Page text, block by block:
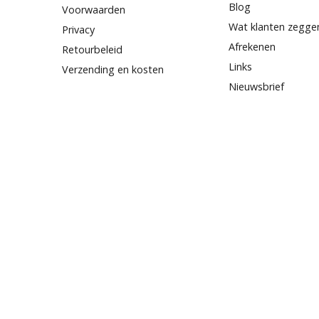
Voorwaarden
Privacy
Retourbeleid
Verzending en kosten
Blog
Wat klanten
Afrekenen
Links
Nieuwsbrief